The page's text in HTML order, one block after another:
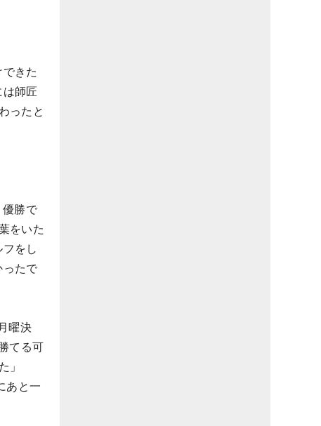
きた
師匠
ったと
優勝で
をいた
をし
たで
曜決
てる可
」
あと一